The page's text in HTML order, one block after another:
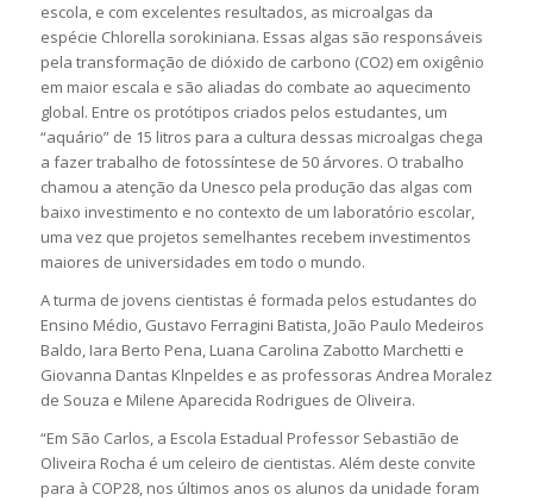
escola, e com excelentes resultados, as microalgas da
espécie Chlorella sorokiniana. Essas algas são responsáveis
pela transformação de dióxido de carbono (CO2) em oxigênio
em maior escala e são aliadas do combate ao aquecimento
global. Entre os protótipos criados pelos estudantes, um
“aquário” de 15 litros para a cultura dessas microalgas chega
a fazer trabalho de fotossíntese de 50 árvores. O trabalho
chamou a atenção da Unesco pela produção das algas com
baixo investimento e no contexto de um laboratório escolar,
uma vez que projetos semelhantes recebem investimentos
maiores de universidades em todo o mundo.
A turma de jovens cientistas é formada pelos estudantes do
Ensino Médio, Gustavo Ferragini Batista, João Paulo Medeiros
Baldo, Iara Berto Pena, Luana Carolina Zabotto Marchetti e
Giovanna Dantas Klnpeldes e as professoras Andrea Moralez
de Souza e Milene Aparecida Rodrigues de Oliveira.
“Em São Carlos, a Escola Estadual Professor Sebastião de
Oliveira Rocha é um celeiro de cientistas. Além deste convite
para à COP28, nos últimos anos os alunos da unidade foram